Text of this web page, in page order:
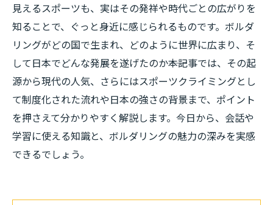
見えるスポーツも、実はその発祥や時代ごとの広がりを
知ることで、ぐっと身近に感じられるものです。ボルダ
リングがどの国で生まれ、どのように世界に広まり、そ
して日本でどんな発展を遂げたのか――本記事では、その起
源から現代の人気、さらにはスポーツクライミングとし
て制度化された流れや日本の強さの背景まで、ポイント
を押さえて分かりやすく解説します。今日から、会話や
学習に使える知識と、ボルダリングの魅力の深みを実感
できるでしょう。